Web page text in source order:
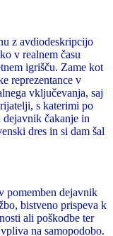
z avdiodeskripcijo
v realnem času
igrišču. Zame kot
reprezentance v
vključevanja, saj
s katerimi po
dejavnik čakanje in
dres in si dam šal
pomemben dejavnik
bistveno prispeva k
ali poškodbe ter
na samopodobo.